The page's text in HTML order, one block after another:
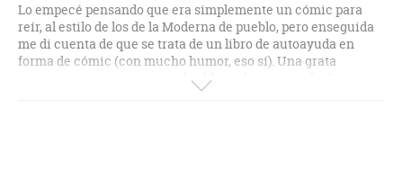
Lo empecé pensando que era simplemente un cómic para
reír, al estilo de los de la Moderna de pueblo, pero enseguida
me di cuenta de que se trata de un libro de autoayuda en
forma de cómic (con mucho humor, eso sí). Una grata
sorpresa, ya que me gustan los libros de autoayuda. Si tras
leerlo alguien se queda con ganas de más en cuanto al